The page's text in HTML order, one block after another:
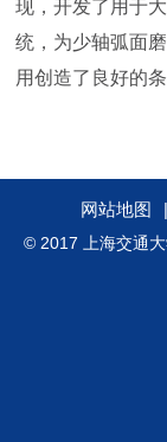
现，开发了用于
统，为少轴弧面
用创造了良好的条
网站地图 |
© 2017 上海交通